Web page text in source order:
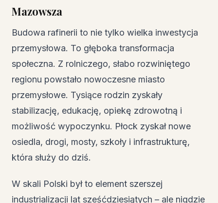
Mazowsza
Budowa rafinerii to nie tylko wielka inwestycja
przemysłowa. To głęboka transformacja
społeczna. Z rolniczego, słabo rozwiniętego
regionu powstało nowoczesne miasto
przemysłowe. Tysiące rodzin zyskały
stabilizację, edukację, opiekę zdrowotną i
możliwość wypoczynku. Płock zyskał nowe
osiedla, drogi, mosty, szkoły i infrastrukturę,
która służy do dziś.
W skali Polski był to element szerszej
industrializacji lat sześćdziesiątych – ale nigdzie